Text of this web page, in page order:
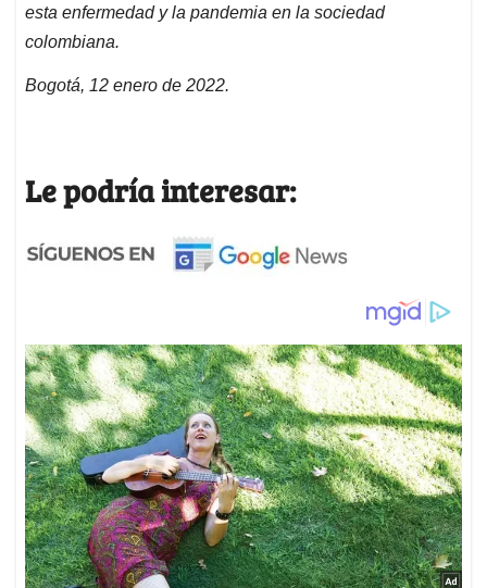
esta enfermedad y la pandemia en la sociedad
colombiana.
Bogotá, 12 enero de 2022.
Le podría interesar: